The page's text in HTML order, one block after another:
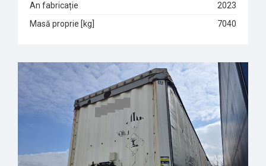
An fabricație
2023
Masă proprie [kg]
7040